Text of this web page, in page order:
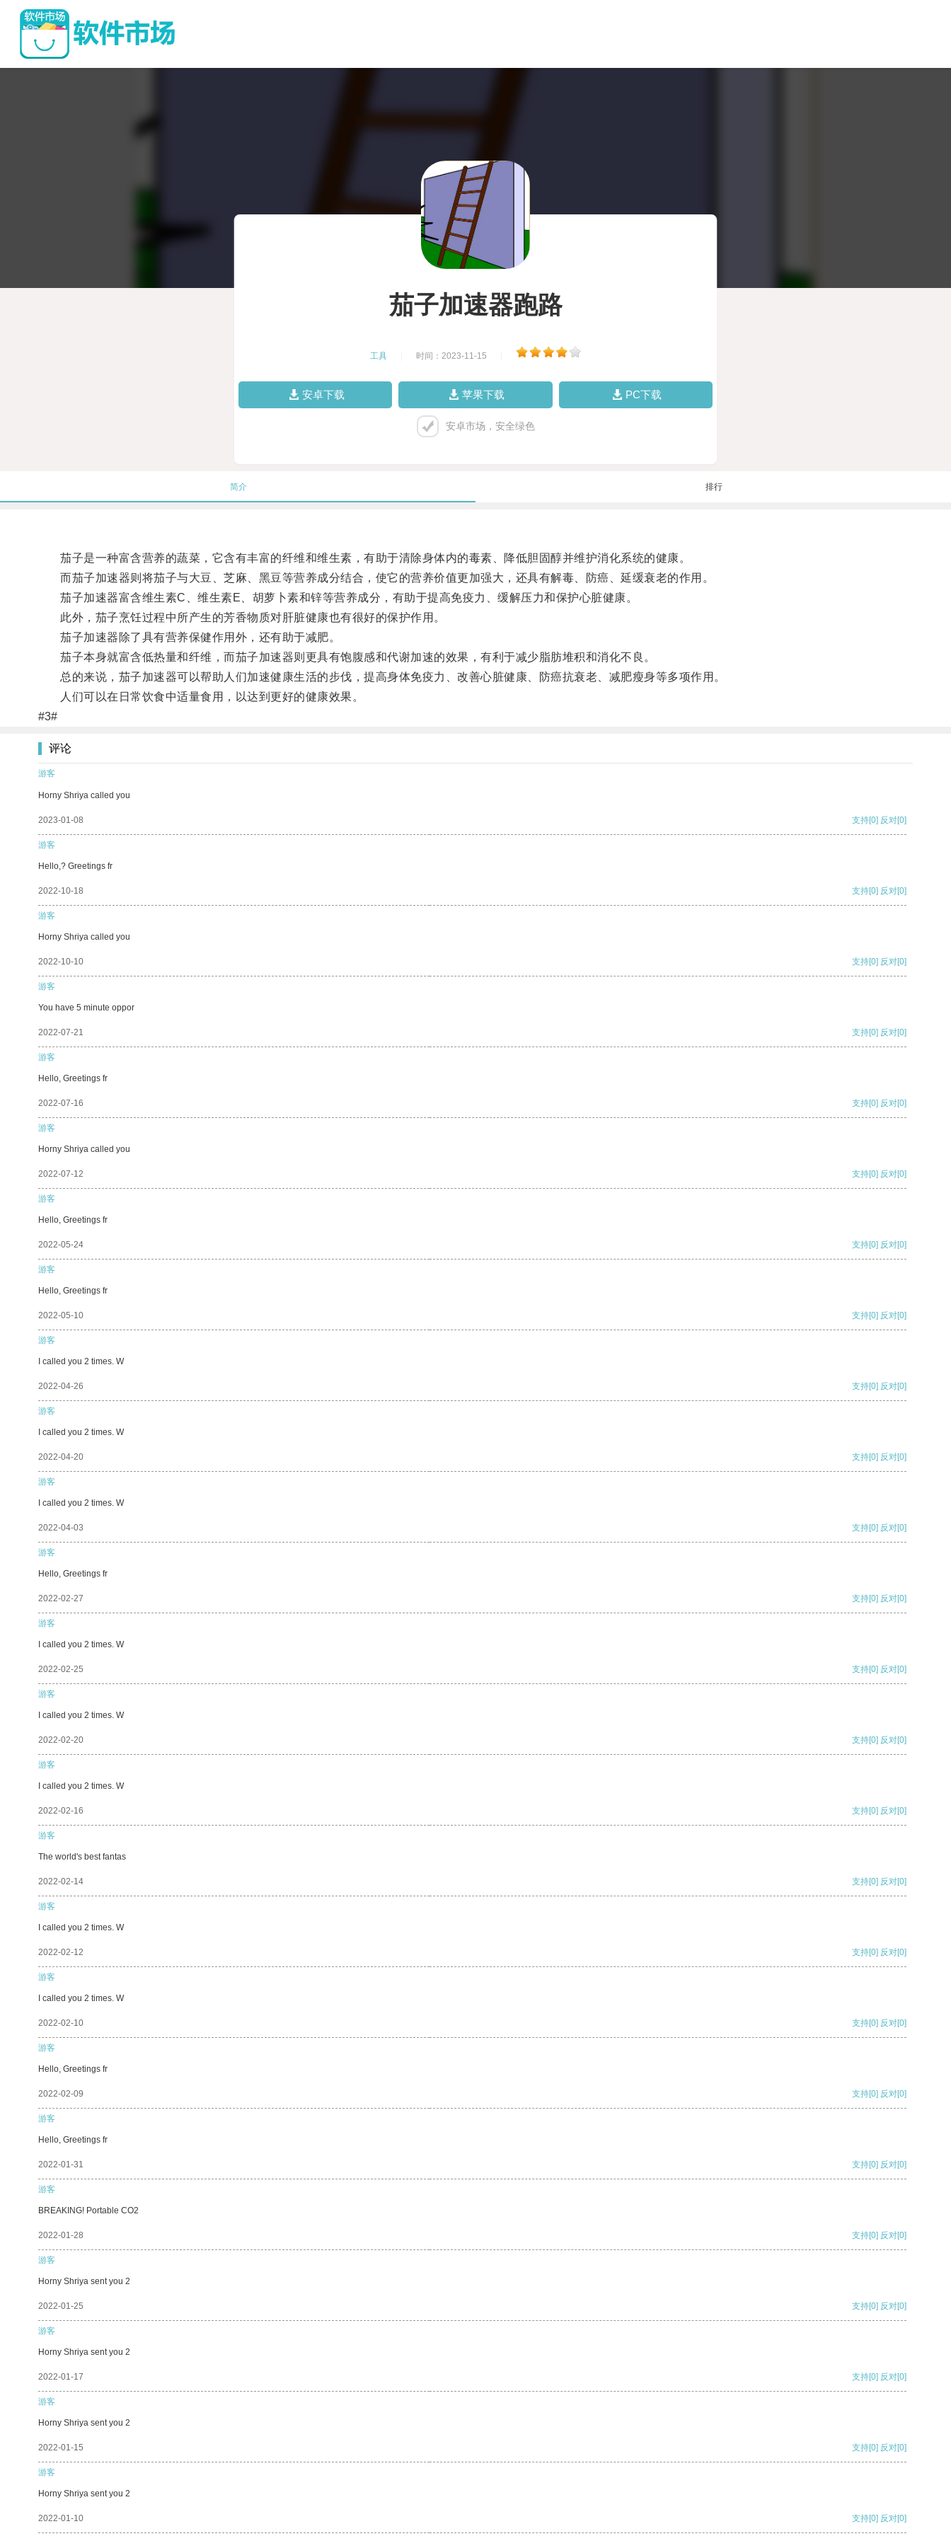
茄子加速器跑路
工具 时间：2023-11-15
安卓下载 苹果下载 PC下载
安卓市场，安全绿色
简介 排行
茄子是一种富含营养的蔬菜，它含有丰富的纤维和维生素，有助于清除身体内的毒素、降低胆固醇并维护消化系统的健康。
而茄子加速器则将茄子与大豆、芝麻、黑豆等营养成分结合，使它的营养价值更加强大，还具有解毒、防癌、延缓衰老的作用。
茄子加速器富含维生素C、维生素E、胡萝卜素和锌等营养成分，有助于提高免疫力、缓解压力和保护心脏健康。
此外，茄子烹饪过程中所产生的芳香物质对肝脏健康也有很好的保护作用。
茄子加速器除了具有营养保健作用外，还有助于减肥。
茄子本身就富含低热量和纤维，而茄子加速器则更具有饱腹感和代谢加速的效果，有利于减少脂肪堆积和消化不良。
总的来说，茄子加速器可以帮助人们加速健康生活的步伐，提高身体免疫力、改善心脏健康、防癌抗衰老、减肥瘦身等多项作用。
人们可以在日常饮食中适量食用，以达到更好的健康效果。
#3#
评论
游客
Horny Shriya called you
2023-01-08 支持[0] 反对[0]
游客
Hello,? Greetings fr
2022-10-18 支持[0] 反对[0]
游客
Horny Shriya called you
2022-10-10 支持[0] 反对[0]
游客
You have 5 minute oppor
2022-07-21 支持[0] 反对[0]
游客
Hello, Greetings fr
2022-07-16 支持[0] 反对[0]
游客
Horny Shriya called you
2022-07-12 支持[0] 反对[0]
游客
Hello, Greetings fr
2022-05-24 支持[0] 反对[0]
游客
Hello, Greetings fr
2022-05-10 支持[0] 反对[0]
游客
I called you 2 times. W
2022-04-26 支持[0] 反对[0]
游客
I called you 2 times. W
2022-04-20 支持[0] 反对[0]
游客
I called you 2 times. W
2022-04-03 支持[0] 反对[0]
游客
Hello, Greetings fr
2022-02-27 支持[0] 反对[0]
游客
I called you 2 times. W
2022-02-25 支持[0] 反对[0]
游客
I called you 2 times. W
2022-02-20 支持[0] 反对[0]
游客
I called you 2 times. W
2022-02-16 支持[0] 反对[0]
游客
The world's best fantas
2022-02-14 支持[0] 反对[0]
游客
I called you 2 times. W
2022-02-12 支持[0] 反对[0]
游客
I called you 2 times. W
2022-02-10 支持[0] 反对[0]
游客
Hello, Greetings fr
2022-02-09 支持[0] 反对[0]
游客
Hello, Greetings fr
2022-01-31 支持[0] 反对[0]
游客
BREAKING! Portable CO2
2022-01-28 支持[0] 反对[0]
游客
Horny Shriya sent you 2
2022-01-25 支持[0] 反对[0]
游客
Horny Shriya sent you 2
2022-01-17 支持[0] 反对[0]
游客
Horny Shriya sent you 2
2022-01-15 支持[0] 反对[0]
游客
Horny Shriya sent you 2
2022-01-10 支持[0] 反对[0]